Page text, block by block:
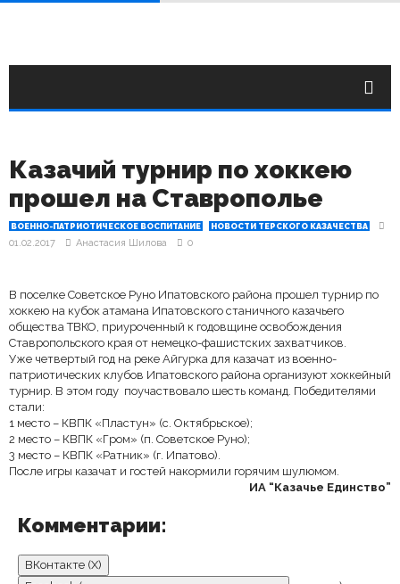
Казачий турнир по хоккею
прошел на Ставрополье
ВОЕННО-ПАТРИОТИЧЕСКОЕ ВОСПИТАНИЕ НОВОСТИ ТЕРСКОГО КАЗАЧЕСТВА
01.02.2017 Анастасия Шилова 0
В поселке Советское Руно Ипатовского района прошел турнир по
хоккею на кубок атамана Ипатовского станичного казачьего
общества ТВКО, приуроченный к годовщине освобождения
Ставропольского края от немецко-фашистских захватчиков.
Уже четвертый год на реке Айгурка для казачат из военно-
патриотических клубов Ипатовского района организуют хоккейный
турнир. В этом году поучаствовало шесть команд. Победителями
стали:
1 место – КВПК «Пластун» (с. Октябрьское);
2 место – КВПК «Гром» (п. Советское Руно);
3 место – КВПК «Ратник» (г. Ипатово).
После игры казачат и гостей накормили горячим шулюмом.
ИА “Казачье Единство”
Комментарии:
ВКонтакте (X)